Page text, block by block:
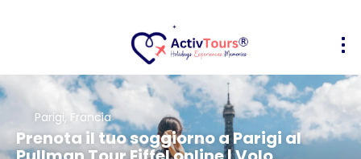
Parigi, Francia
Prenota il tuo soggiorno a Parigi al